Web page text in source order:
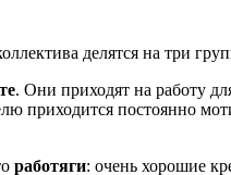
делятся на три
. Они приходят на работу
приходится постоянно
работяги: очень хорошие